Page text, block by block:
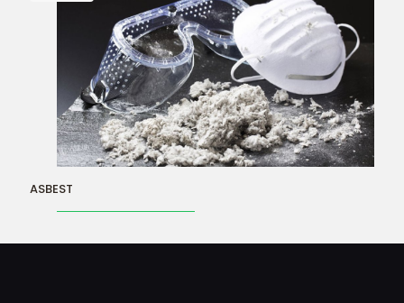
ASBEST